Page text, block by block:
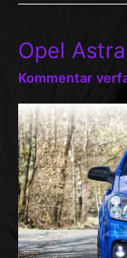
Opel
Kommentar